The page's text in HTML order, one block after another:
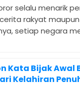
selalu menarik
rakyat
setiap negara
Kata Bijak Awal
Kelahiran